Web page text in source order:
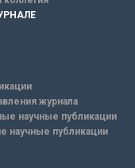
журнала
научные публикации
научные публикации